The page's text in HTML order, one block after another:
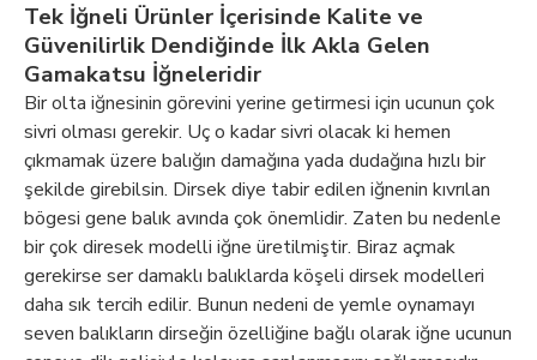
Tek İğneli Ürünler İçerisinde Kalite ve
Güvenilirlik Dendiğinde İlk Akla Gelen
Gamakatsu İğneleridir
Bir olta iğnesinin görevini yerine getirmesi için ucunun çok
sivri olması gerekir. Uç o kadar sivri olacak ki hemen
çıkmamak üzere balığın damağına yada dudağına hızlı bir
şekilde girebilsin. Dirsek diye tabir edilen iğnenin kıvrılan
bögesi gene balık avında çok önemlidir. Zaten bu nedenle
bir çok diresek modelli iğne üretilmiştir. Biraz açmak
gerekirse ser damaklı balıklarda köşeli dirsek modelleri
daha sık tercih edilir. Bunun nedeni de yemle oynamayı
seven balıkların dirseğin özelliğine bağlı olarak iğne ucunun